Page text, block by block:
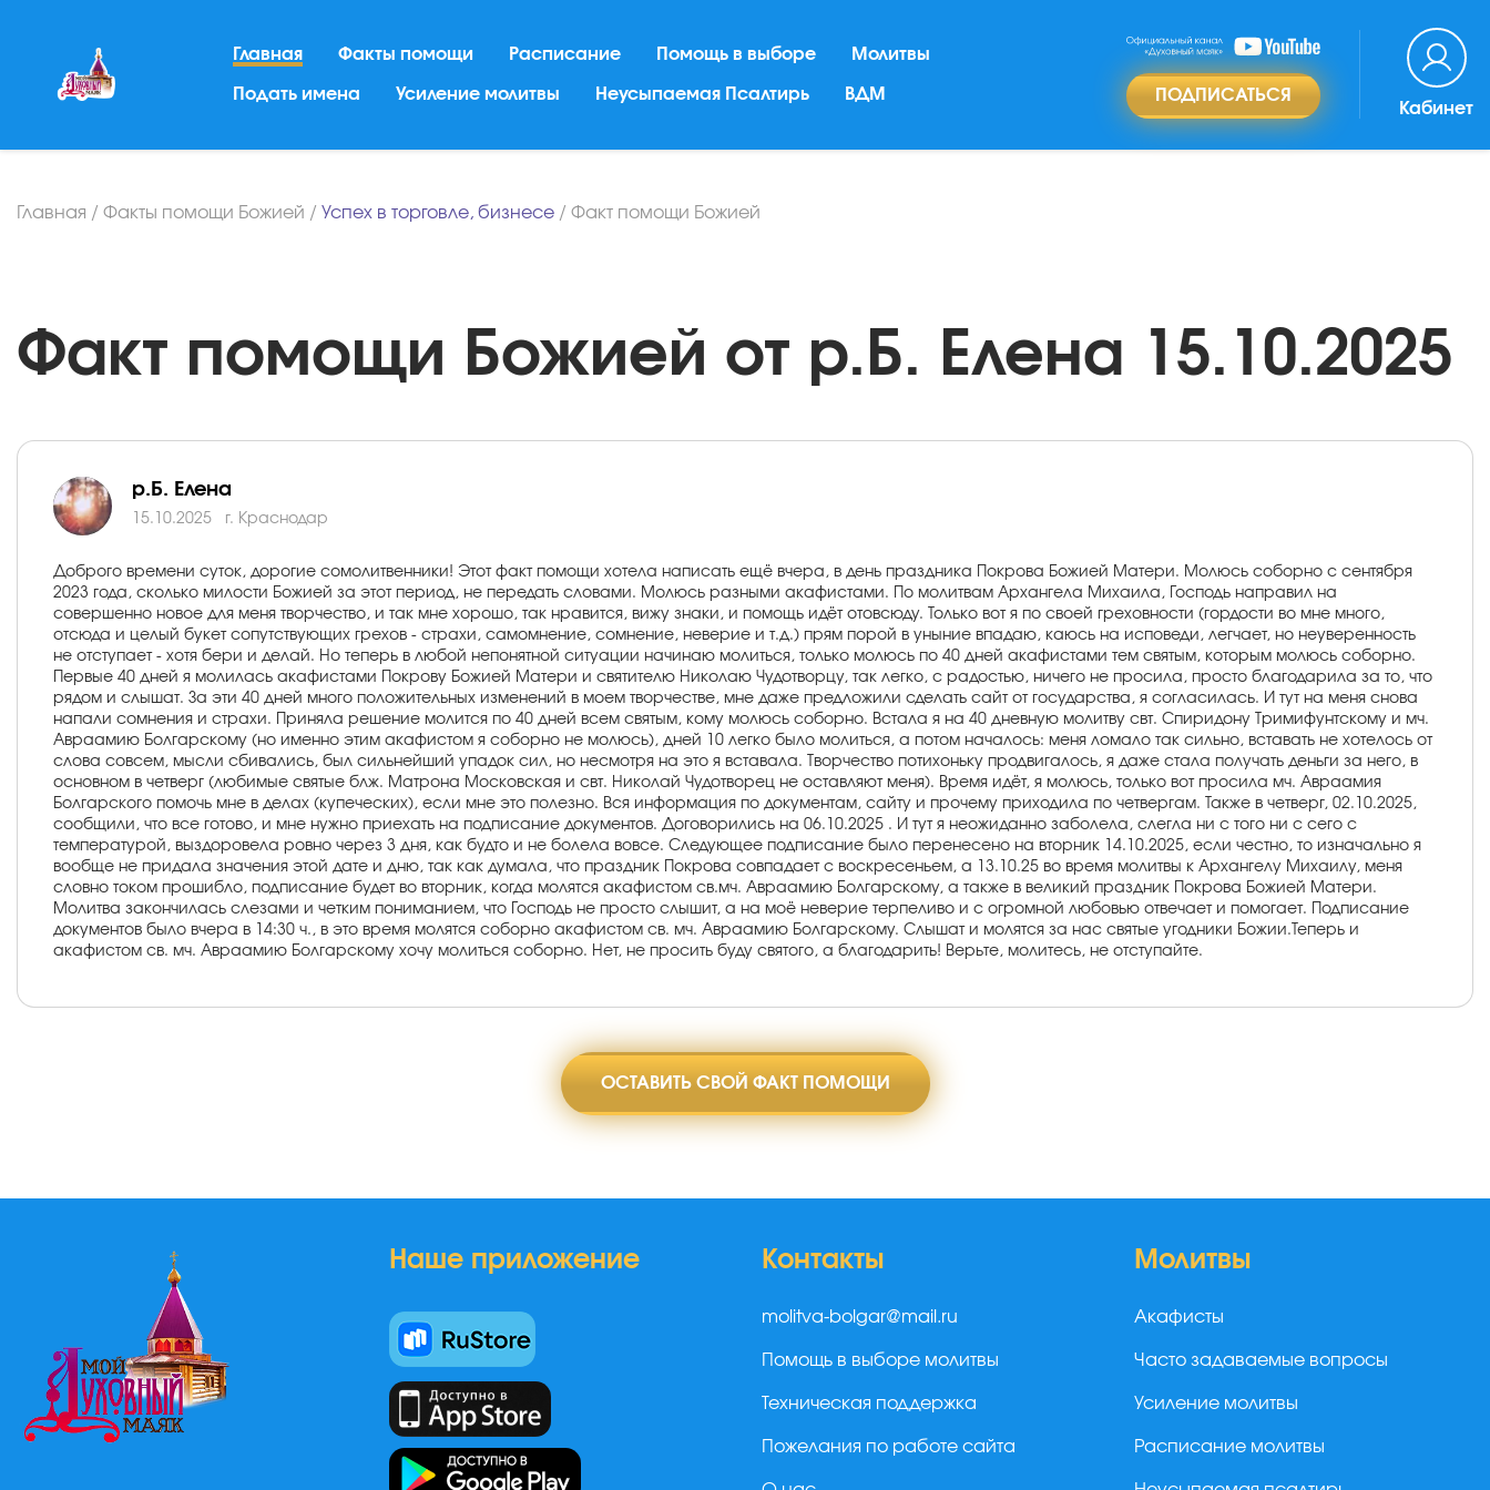
Главная Факты помощи Расписание Помощь в выборе Молитвы
Подать имена Усиление молитвы Неусыпаемая Псалтирь ВДМ ПОДПИСАТЬСЯ
Кабинет
Главная / Факты помощи Божией / Успех в торговле, бизнесе / Факт помощи Божией
Факт помощи Божией от р.Б. Елена 15.10.2025
р.Б. Елена
15.10.2025 г. Краснодар
Доброго времени суток, дорогие сомолитвенники! Этот факт помощи хотела написать ещё вчера, в день праздника Покрова Божией Матери. Молюсь соборно с сентября
2023 года, сколько милости Божией за этот период, не передать словами. Молюсь разными акафистами. По молитвам Архангела Михаила, Господь направил на
совершенно новое для меня творчество, и так мне хорошо, так нравится, вижу знаки, и помощь идёт отовсюду. Только вот я по своей греховности (гордости во мне много,
отсюда и целый букет сопутствующих грехов - страхи, самомнение, сомнение, неверие и т.д.) прям порой в уныние впадаю, каюсь на исповеди, легчает, но неуверенность
не отступает - хотя бери и делай. Но теперь в любой непонятной ситуации начинаю молиться, только молюсь по 40 дней акафистами тем святым, которым молюсь соборно.
Первые 40 дней я молилась акафистами Покрову Божией Матери и святителю Николаю Чудотворцу, так легко, с радостью, ничего не просила, просто благодарила за то, что
рядом и слышат. За эти 40 дней много положительных изменений в моем творчестве, мне даже предложили сделать сайт от государства, я согласилась. И тут на меня снова
напали сомнения и страхи. Приняла решение молится по 40 дней всем святым, кому молюсь соборно. Встала я на 40 дневную молитву свт. Спиридону Тримифунтскому и мч.
Авраамию Болгарскому (но именно этим акафистом я соборно не молюсь), дней 10 легко было молиться, а потом началось: меня ломало так сильно, вставать не хотелось от
слова совсем, мысли сбивались, был сильнейший упадок сил, но несмотря на это я вставала. Творчество потихоньку продвигалось, я даже стала получать деньги за него, в
основном в четверг (любимые святые блж. Матрона Московская и свт. Николай Чудотворец не оставляют меня). Время идёт, я молюсь, только вот просила мч. Авраамия
Болгарского помочь мне в делах (купеческих), если мне это полезно. Вся информация по документам, сайту и прочему приходила по четвергам. Также в четверг, 02.10.2025,
сообщили, что все готово, и мне нужно приехать на подписание документов. Договорились на 06.10.2025 . И тут я неожиданно заболела, слегла ни с того ни с сего с
температурой, выздоровела ровно через 3 дня, как будто и не болела вовсе. Следующее подписание было перенесено на вторник 14.10.2025, если честно, то изначально я
вообще не придала значения этой дате и дню, так как думала, что праздник Покрова совпадает с воскресеньем, а 13.10.25 во время молитвы к Архангелу Михаилу, меня
словно током прошибло, подписание будет во вторник, когда молятся акафистом св.мч. Авраамию Болгарскому, а также в великий праздник Покрова Божией Матери.
Молитва закончилась слезами и четким пониманием, что Господь не просто слышит, а на моё неверие терпеливо и с огромной любовью отвечает и помогает. Подписание
документов было вчера в 14:30 ч., в это время молятся соборно акафистом св. мч. Авраамию Болгарскому. Слышат и молятся за нас святые угодники Божии.Теперь и
акафистом св. мч. Авраамию Болгарскому хочу молиться соборно. Нет, не просить буду святого, а благодарить! Верьте, молитесь, не отступайте.
ОСТАВИТЬ СВОЙ ФАКТ ПОМОЩИ
Наше приложение Контакты
molitva-bolgar@mail.ru
Помощь в выборе молитвы
Техническая поддержка
Пожелания по работе сайта
Молитвы
Акафисты
Часто задаваемые вопросы
Усиление молитвы
Расписание молитвы